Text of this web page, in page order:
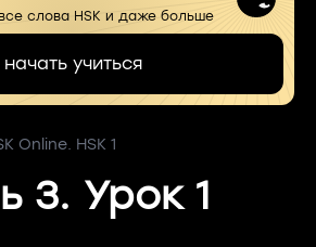
слова HSK и даже больше
начать учиться
Online. HSK 1
3. Урок 1